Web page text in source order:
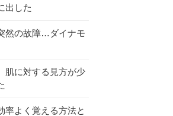
出した
然の故障…ダイナモ
肌に対する見方が少
率よく覚える方法と